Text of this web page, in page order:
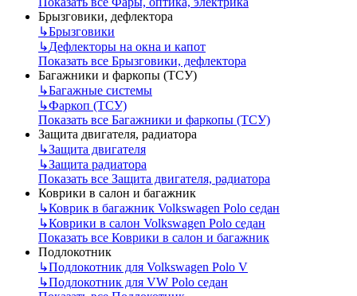
Брызговики, дефлектора
↳Брызговики
↳Дефлекторы на окна и капот
Показать все Брызговики, дефлектора
Багажники и фаркопы (ТСУ)
↳Багажные системы
↳Фаркоп (ТСУ)
Показать все Багажники и фаркопы (ТСУ)
Защита двигателя, радиатора
↳Защита двигателя
↳Защита радиатора
Показать все Защита двигателя, радиатора
Коврики в салон и багажник
↳Коврик в багажник Volkswagen Polo седан
↳Коврики в салон Volkswagen Polo седан
Показать все Коврики в салон и багажник
Подлокотник
↳Подлокотник для Volkswagen Polo V
↳Подлокотник для VW Polo седан